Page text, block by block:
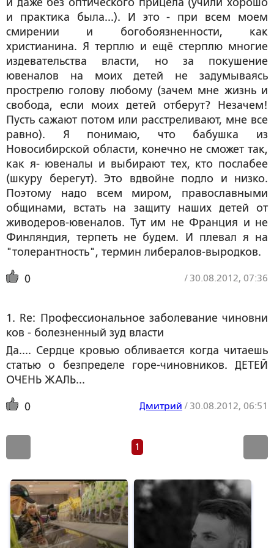
и даже без оптического прицела (учили хорошо
и практика была...). И это - при всем моем
смирении и богобоязненности, как
христианина. Я терплю и ещё стерплю многие
издевательства власти, но за покушение
ювеналов на моих детей не задумываясь
прострелю голову любому (зачем мне жизнь и
свобода, если моих детей отберут? Незачем!
Пусть сажают потом или расстреливают, мне все
равно). Я понимаю, что бабушка из
Новосибирской области, конечно не сможет так,
как я- ювеналы и выбирают тех, кто послабее
(шкуру берегут). Это вдвойне подло и низко.
Поэтому надо всем миром, православными
общинами, встать на защиту наших детей от
живодеров-ювеналов. Тут им не Франция и не
Финляндия, терпеть не будем. И плевал я на
"толерантность", термин либералов-выродков.
0 / 30.08.2012, 07:36
1. Re: Профессиональное заболевание чиновни
ков - болезненный зуд власти
Да.... Сердце кровью обливается когда читаешь
статью о безпределе горе-чиновников. ДЕТЕЙ
ОЧЕНЬ ЖАЛЬ...
0 Дмитрий / 30.08.2012, 06:51
1